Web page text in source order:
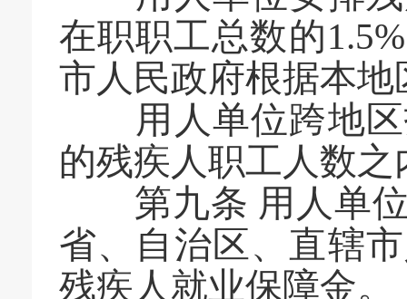
在职职工总数的
市人民政府根据本
用人单位跨地区
的残疾人职工人数之
第九条 用人单位
省、自治区、直辖
残疾人就业保障金。